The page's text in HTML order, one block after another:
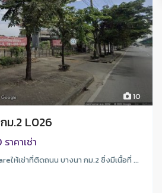
10
ม.2 L026
ราคาเช่า
ให้เช่าที่ติดถนน บางนา กม.2 ซึ่งมีเนื้อที่ ...